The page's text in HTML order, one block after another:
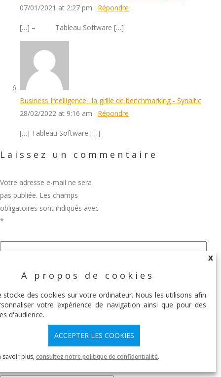
X
A propos de cookies
stocke des cookies sur votre ordinateur. Nous les utilisons afin
votre expérience de navigation ainsi que pour des
d'audience.
ACCEPTER LES COOKIES
savoir plus, consultez notre politique de confidentialité.
07/01/2021 at 2:27 pm · Répondre
[…] – Tableau Software […]
Business Intelligence : la grille de benchmarking - Synaltic
28/02/2022 at 9:16 am · Répondre
[…] Tableau Software […]
Laissez un commentaire
Votre adresse e-mail ne sera
pas publiée. Les champs
obligatoires sont indiqués avec
*